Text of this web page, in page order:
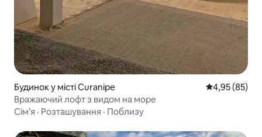
Будинок у місті Curanipe Середня
4,95 (85)
Вражаючий лофт з видом на море
Сім’я · Розташування · Поблизу